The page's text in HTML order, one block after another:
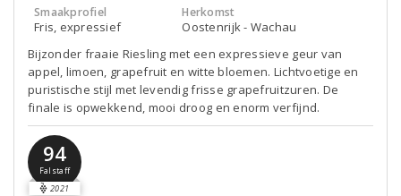
Smaakprofiel
Fris, expressief
Herkomst
Oostenrijk - Wachau
Bijzonder fraaie Riesling met een expressieve geur van
appel, limoen, grapefruit en witte bloemen. Lichtvoetige en
puristische stijl met levendig frisse grapefruitzuren. De
finale is opwekkend, mooi droog en enorm verfijnd.
94
Falstaff
2021